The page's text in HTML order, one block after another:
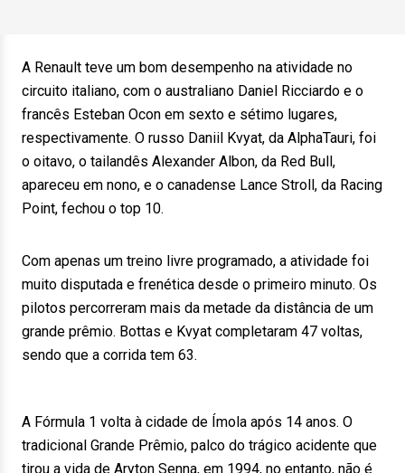
A Renault teve um bom desempenho na atividade no
circuito italiano, com o australiano Daniel Ricciardo e o
francês Esteban Ocon em sexto e sétimo lugares,
respectivamente. O russo Daniil Kvyat, da AlphaTauri, foi
o oitavo, o tailandês Alexander Albon, da Red Bull,
apareceu em nono, e o canadense Lance Stroll, da Racing
Point, fechou o top 10.
Com apenas um treino livre programado, a atividade foi
muito disputada e frenética desde o primeiro minuto. Os
pilotos percorreram mais da metade da distância de um
grande prêmio. Bottas e Kvyat completaram 47 voltas,
sendo que a corrida tem 63.
A Fórmula 1 volta à cidade de Ímola após 14 anos. O
tradicional Grande Prêmio, palco do trágico acidente que
tirou a vida de Aryton Senna, em 1994, no entanto, não é